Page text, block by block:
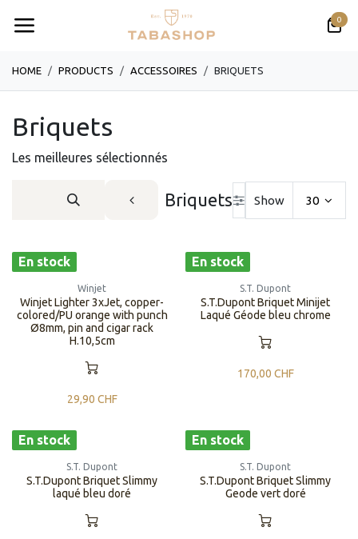
0
HOME PRODUCTS ​​​​​​​​​​ACCESSOIRES ​​​​BRIQUETS
​​​​Briquets
Les meilleures sélectionnés
​​​​Briquets Show 30
En stock
Winjet
Winjet Lighter 3xJet, copper-
colored/PU orange with punch
Ø8mm, pin and cigar rack
H.10,5cm
29,90 CHF
En stock
S.T. Dupont
S.T.Dupont Briquet Minijet
Laqué Géode bleu chrome
170,00 CHF
En stock
S.T. Dupont
S.T.Dupont Briquet Slimmy
laqué bleu doré
En stock
S.T. Dupont
S.T.Dupont Briquet Slimmy
Geode vert doré